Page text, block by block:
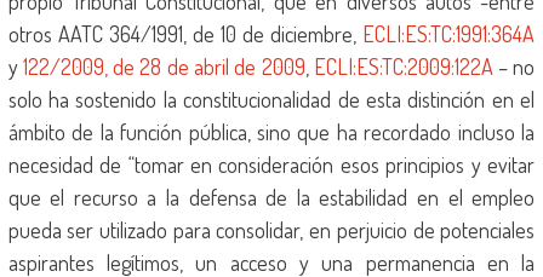
otros AATC 364/1991, de 10 de diciembre, ECLI:ES:TC:1991:364A
y122/2009, de 28 de abril de 2009 ECLI:ES:TC:2009:122A – no
solo ha sostenido la constitucionalidad de esta distinción en el
ámbito de la función pública, sino que ha recordado incluso la
necesidad de “tomar en consideración esos principios y evitar
que el recurso a la defensa de la estabilidad en el empleo
pueda ser utilizado para consolidar, en perjuicio de potenciales
aspirantes legítimos, un acceso y una permanencia en la